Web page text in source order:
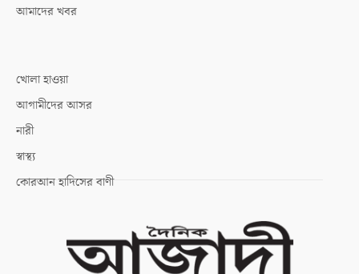
আমাদের খবর
খোলা হাওয়া
আগামীদের আসর
নারী
স্বাস্থ্য
কোরআন হাদিসের বাণী